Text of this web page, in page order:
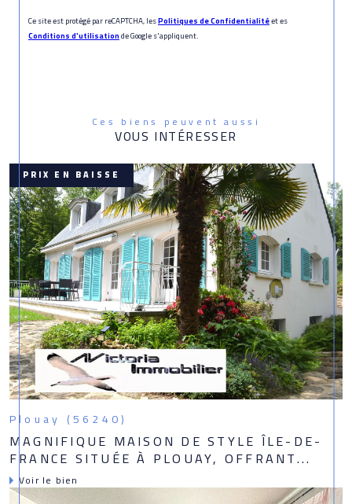
Ce site est protégé par reCAPTCHA, lesPolitiques de Confidentialitéet es
Conditions d'utilisationde Google s'appliquent.
Ces biens peuvent aussi
VOUS INTÉRESSER
PRIX EN BAISSE
Plouay (56240)
MAGNIFIQUE MAISON DE STYLE ÎLE-DE-
FRANCE SITUÉE À PLOUAY, OFFRANT...
Voir le bien